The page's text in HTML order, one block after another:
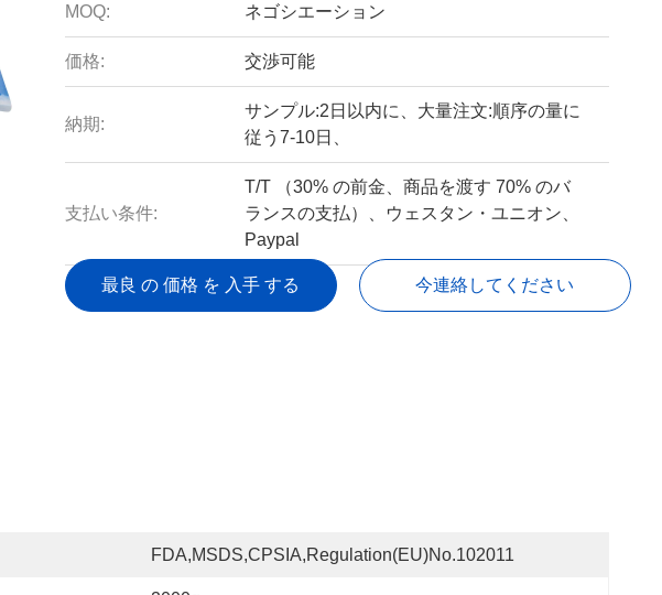
MOQ: ネゴシエーション
価格: 交渉可能
納期:
サンプル:2日以内に、大量注文:順序の量に
従う7-10日、
支払い条件:
T/T （30% の前金、商品を渡す 70% のバ
ランスの支払）、ウェスタン・ユニオン、
Paypal
最良 の 価格 を 入手 する 今連絡してください
FDA,MSDS,CPSIA,Regulation(EU)no.102011